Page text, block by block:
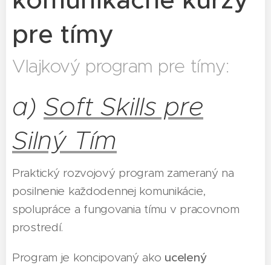
pre tímy
Vlajkový program pre tímy:
a) Soft Skills pre
Silný Tím
Praktický rozvojový program zameraný na
posilnenie každodennej komunikácie,
spolupráce a fungovania tímu v pracovnom
prostredí.
Program je koncipovaný ako ucelený